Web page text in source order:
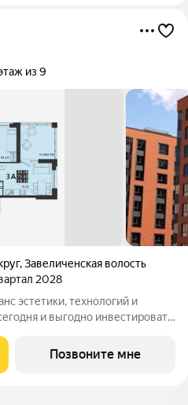
из 9
,Завеличенская волость
2028
эстетики, технологий и
и выгодно инвестировать
класса в развивающемся
выполнен в
Позвоните мне